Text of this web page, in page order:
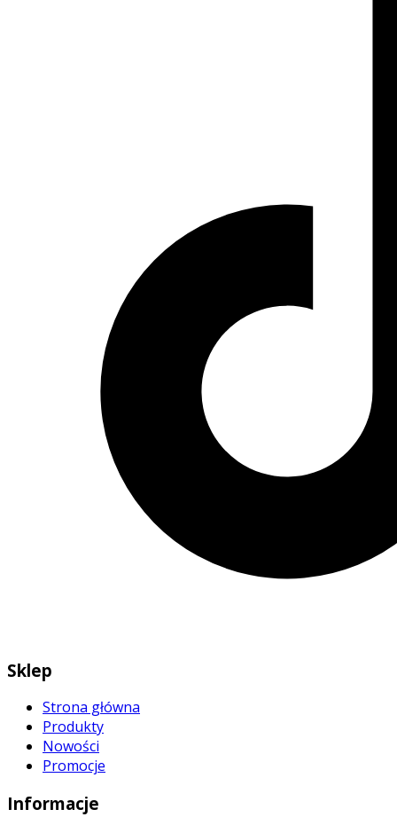
Sklep
Strona główna
Produkty
Nowości
Promocje
Informacje